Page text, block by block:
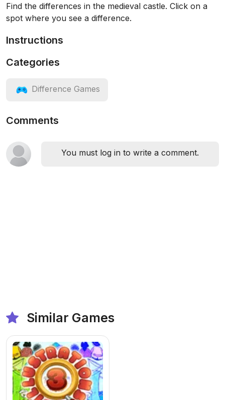
Find the differences in the medieval castle. Click on a
spot where you see a difference.
Instructions
Categories
Difference Games
Comments
You must log in to write a comment.
Similar Games